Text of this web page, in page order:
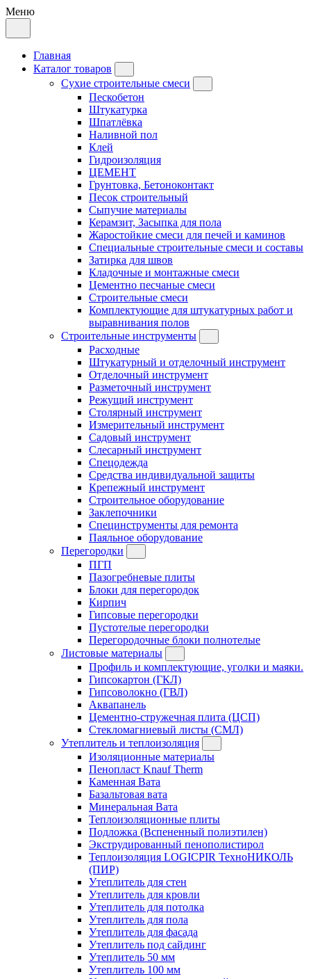
Меню
Главная
Каталог товаров
Сухие строительные смеси
Пескобетон
Штукатурка
Шпатлёвка
Наливной пол
Клей
Гидроизоляция
ЦЕМЕНТ
Грунтовка, Бетоноконтакт
Песок строительный
Сыпучие материалы
Керамзит, Засыпка для пола
Жаростойкие смеси для печей и каминов
Специальные строительные смеси и составы
Затирка для швов
Кладочные и монтажные смеси
Цементно песчаные смеси
Строительные смеси
Комплектующие для штукатурных работ и
выравнивания полов
Строительные инструменты
Расходные
Штукатурный и отделочный инструмент
Отделочный инструмент
Разметочный инструмент
Режущий инструмент
Столярный инструмент
Измерительный инструмент
Садовый инструмент
Слесарный инструмент
Спецодежда
Средства индивидуальной защиты
Крепежный инструмент
Строительное оборудование
Заклепочники
Специнструменты для ремонта
Паяльное оборудование
Перегородки
ПГП
Пазогребневые плиты
Блоки для перегородок
Кирпич
Гипсовые перегородки
Пустотелые перегородки
Перегородочные блоки полнотелые
Листовые материалы
Профиль и комплектующие, уголки и маяки.
Гипсокартон (ГКЛ)
Гипсоволокно (ГВЛ)
Аквапанель
Цементно-стружечная плита (ЦСП)
Стекломагниевый листы (СМЛ)
Утеплитель и теплоизоляция
Изоляционные материалы
Пенопласт Knauf Therm
Каменная Вата
Базальтовая вата
Минеральная Вата
Теплоизоляционные плиты
Подложка (Вспененный полиэтилен)
Экструдированный пенополистирол
Теплоизоляция LOGICPIR ТехноНИКОЛЬ
(ПИР)
Утеплитель для стен
Утеплитель для кровли
Утеплитель для потолка
Утеплитель для пола
Утеплитель для фасада
Утеплитель под сайдинг
Утеплитель 50 мм
Утеплитель 100 мм